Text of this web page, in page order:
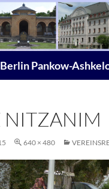
Pankow-
NITZANIM
640 × 480